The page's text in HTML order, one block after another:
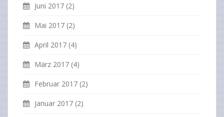
Juni 2017 (2)
Mai 2017 (2)
April 2017 (4)
März 2017 (4)
Februar 2017 (2)
Januar 2017 (2)